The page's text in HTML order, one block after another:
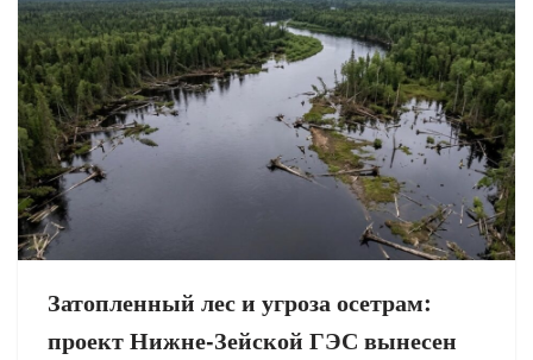
Затопленный лес и угроза осетрам:
проект Нижне-Зейской ГЭС вынесен